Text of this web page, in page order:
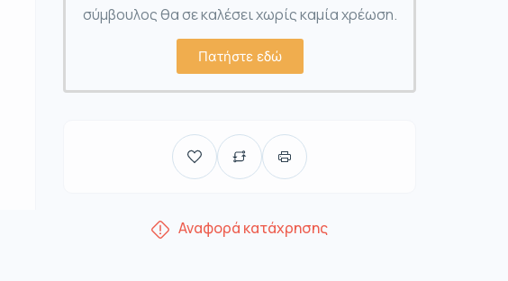
σύμβουλος θα σε καλέσει χωρίς καμία χρέωση.
Πατήστε εδώ
Αναφορά κατάχρησης